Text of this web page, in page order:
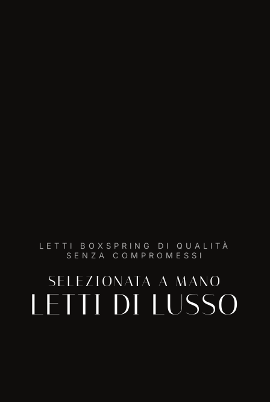
LETTI BOXSPRING DI QUALITÀ
SENZA COMPROMESSI
SELEZIONATA A MANO
LETTI DI LUSSO